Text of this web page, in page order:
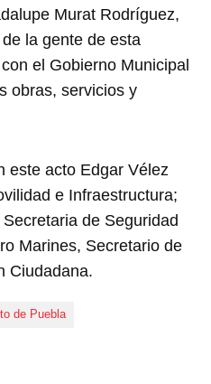
Murat Rodríguez,
la gente de esta
el Gobierno Municipal
obras, servicios y
este acto Edgar Vélez
e Infraestructura;
de Seguridad
Marines, Secretario de
Ciudadana.
de Puebla